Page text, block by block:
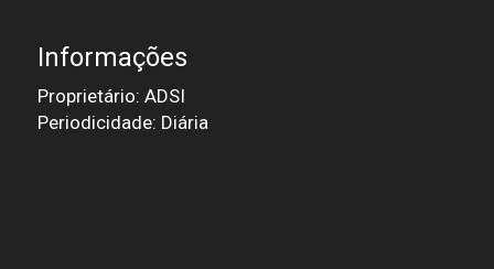
Informações
Proprietário: ADSI
Periodicidade: Diária